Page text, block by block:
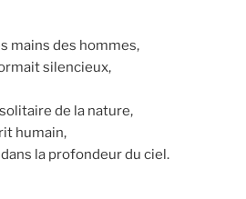
mains des hommes,
silencieux,
de la nature,
humain,
la profondeur du ciel.